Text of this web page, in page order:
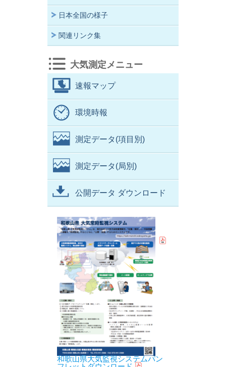
日本全国の様子
関連リンク集
大気測定メニュー
速報マップ
環境時報
測定データ(項目別)
測定データ(局別)
公開データ ダウンロード
和歌山県大気監視システムパン